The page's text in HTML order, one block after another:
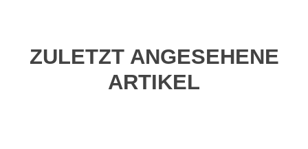
ZULETZT ANGESEHENE
ARTIKEL